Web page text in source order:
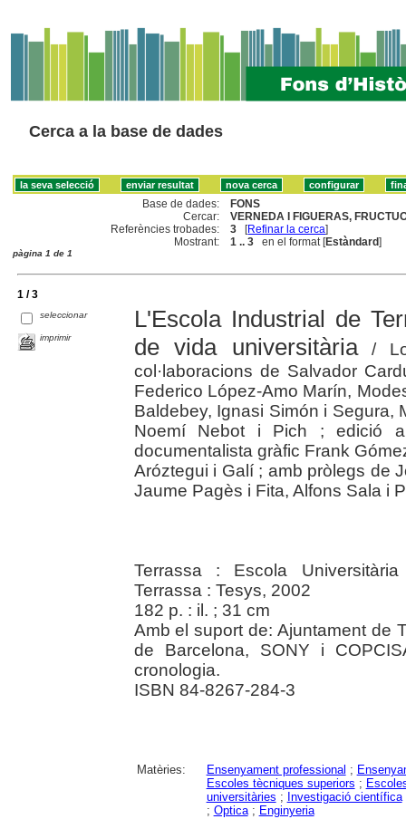
Cerca a la base de dades
Base de dades:
FONS
Cercar:
VERNEDA I FIGUERAS,
Referències trobades:
3 [Refinar la cerca]
Mostrant:
1 .. 3 en el format [Estàndard]
pàgina 1 de 1
1 / 3
seleccionar
imprimir
L'Escola Industrial de
de vida universitària/
col·laboracions de Salvador
Federico López-Amo Marín,
Baldebey, Ignasi Simón i Segura,
Noemí Nebot i Pich ; edició
documentalista gràfic Frank
Aróztegui i Galí ; amb pròlegs de
Jaume Pagès i Fita, Alfons Sala i
Terrassa : Escola
Terrassa : Tesys, 2002
182 p. : il. ; 31 cm
Amb el suport de: Ajuntament de
de Barcelona, SONY i
cronologia.
ISBN 84-8267-284-3
Matèries: Ensenyament professional ;
Escoles tècniques superiors ;
universitàries ; Investigació científica
; Optica; Enginyeria